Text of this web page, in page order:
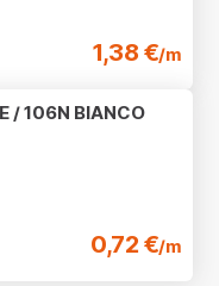
1,38 €/m
/ 106N BIANCO
0,72 €/m